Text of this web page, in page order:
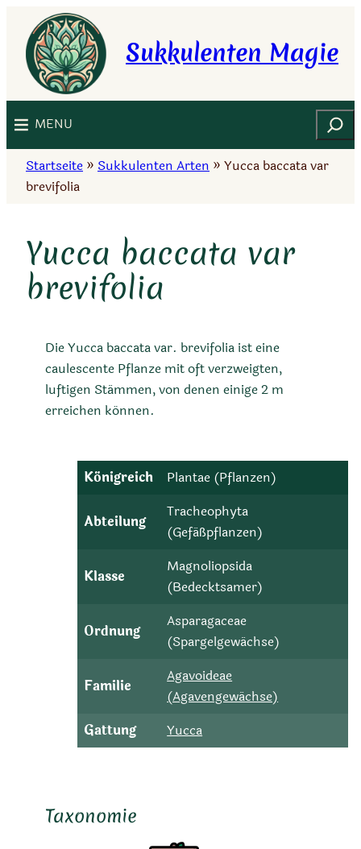
Inhalt
springen
Sukkulenten Magie
MENU Suchen
Startseite » Sukkulenten Arten » Yucca baccata var
brevifolia
Yucca baccata var
brevifolia
Die Yucca baccata var. brevifolia ist eine
caulescente Pflanze mit oft verzweigten,
luftigen Stämmen, von denen einige 2 m
erreichen können.
Königreich Plantae (Pflanzen)
Abteilung
Tracheophyta
(Gefäßpflanzen)
Klasse
Magnoliopsida
(Bedecktsamer)
Ordnung
Asparagaceae
(Spargelgewächse)
Familie
Agavoideae
(Agavengewächse)
Gattung
Yucca
Taxonomie